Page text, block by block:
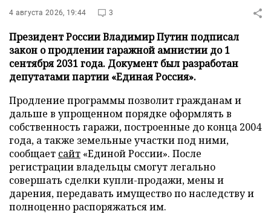
4 августа 2026, 19:44 3
Президент России Владимир Путин подписал
закон о продлении гаражной амнистии до 1
сентября 2031 года. Документ был разработан
депутатами партии «Единая Россия».
Продление программы позволит гражданам и
дальше в упрощенном порядке оформлять в
собственность гаражи, построенные до конца 2004
года, а также земельные участки под ними,
сообщает сайт «Единой России». После
регистрации владельцы смогут легально
совершать сделки купли-продажи, мены и
дарения, передавать имущество по наследству и
полноценно распоряжаться им.